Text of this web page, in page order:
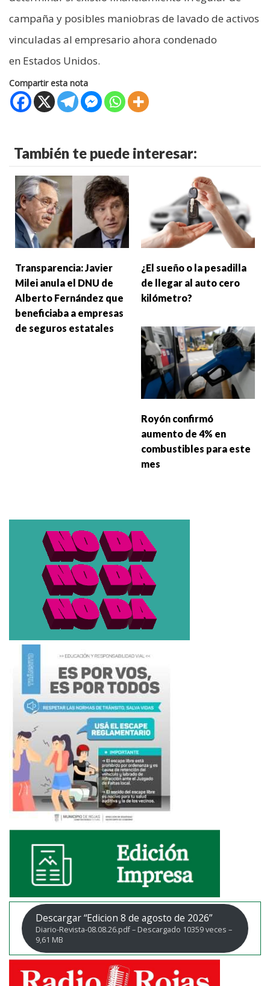
campaña y posibles maniobras de lavado de activos
vinculadas al empresario ahora condenado
en Estados Unidos.
Compartir esta nota
También te puede interesar:
Transparencia: Javier
Milei anula el DNU de
Alberto Fernández que
beneficiaba a empresas
de seguros estatales
¿El sueño o la pesadilla
de llegar al auto cero
kilómetro?
Royón confirmó
aumento de 4% en
combustibles para este
mes
Descargar “Edicion 8 de agosto de 2026”
Diario-Revista-08.08.26.pdf – Descargado 10359 veces –
9,61 MB